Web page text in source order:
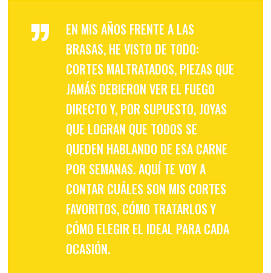
”
EN MIS AÑOS FRENTE A LAS
BRASAS, HE VISTO DE TODO:
CORTES MALTRATADOS, PIEZAS QUE
JAMÁS DEBIERON VER EL FUEGO
DIRECTO Y, POR SUPUESTO, JOYAS
QUE LOGRAN QUE TODOS SE
QUEDEN HABLANDO DE ESA CARNE
POR SEMANAS. AQUÍ TE VOY A
CONTAR CUÁLES SON MIS CORTES
FAVORITOS, CÓMO TRATARLOS Y
CÓMO ELEGIR EL IDEAL PARA CADA
OCASIÓN.